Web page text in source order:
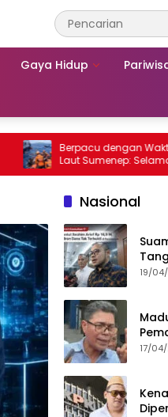
Gaya Hidup
Berpacu dengan Waktu, 11
Laut Sumenep: Selamatkan
Mutiara Sentosa 2
Nasional
19/
17/